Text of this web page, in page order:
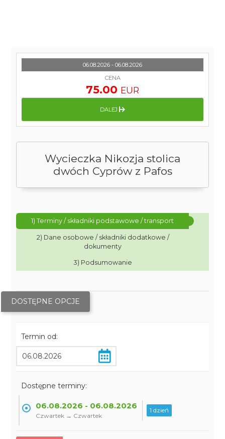
Wycieczka Nikozja stolica
dwóch Cyprów z Pafos
1) Terminy / składniki podstawowe / transport
2) Dane osobowe / składniki dodatkowe /
dokumenty
3) Podsumowanie
DOSTĘPNE OPCJE
Termin od:
Dostępne terminy:
06.08.2026 - 06.08.2026
Czwartek → Czwartek
1 dzień
06.08.2026 - 06.08.2026
CENA
75.00 EUR
DALEJ